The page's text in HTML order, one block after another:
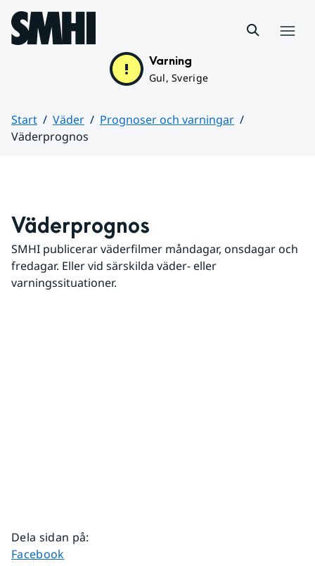
Hoppa till sidans innehåll
Varning
Gul, Sverige
Start Väder
Prognoser och varningar
Väderprognos
Väderprognos
SMHI publicerar väderfilmer måndagar, onsdagar och
fredagar. Eller vid särskilda väder- eller
varningssituationer.
Dela sidan på:
Dela sidan på
Facebook